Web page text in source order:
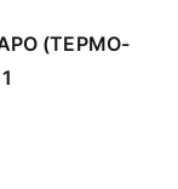
(ТЕРМО-